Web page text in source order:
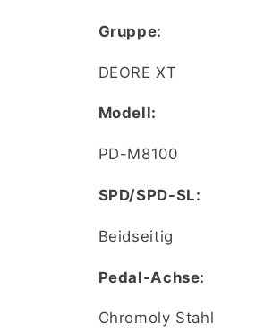
Gruppe:
DEORE XT
Modell:
PD-M8100
SPD/SPD-SL:
Beidseitig
Pedal-Achse:
Chromoly Stahl